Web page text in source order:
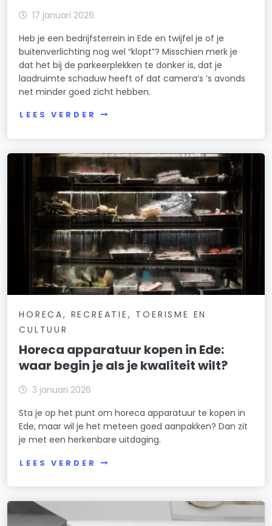
17 januari 2026
Heb je een bedrijfsterrein in Ede en twijfel je of je
buitenverlichting nog wel “klopt”? Misschien merk je
dat het bij de parkeerplekken te donker is, dat je
laadruimte schaduw heeft of dat camera’s ’s avonds
net minder goed zicht hebben.
LEES VERDER
HORECA, RECREATIE, TOERISME EN
CULTUUR
Horeca apparatuur kopen in Ede:
waar begin je als je kwaliteit wilt?
3 januari 2026
Sta je op het punt om horeca apparatuur te kopen in
Ede, maar wil je het meteen goed aanpakken? Dan zit
je met een herkenbare uitdaging.
LEES VERDER